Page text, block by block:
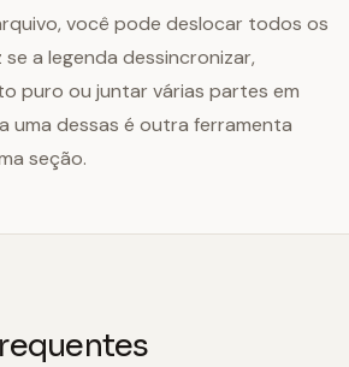
você pode deslocar todos os
a legenda dessincronizar,
puro ou juntar várias partes em
uma dessas é outra ferramenta
seção.